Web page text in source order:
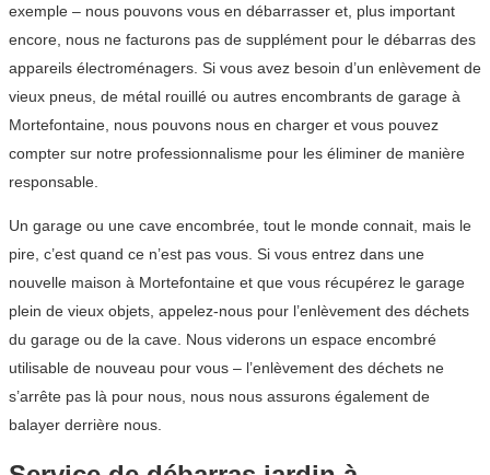
exemple – nous pouvons vous en débarrasser et, plus important
encore, nous ne facturons pas de supplément pour le débarras des
appareils électroménagers. Si vous avez besoin d’un enlèvement de
vieux pneus, de métal rouillé ou autres encombrants de garage à
Mortefontaine, nous pouvons nous en charger et vous pouvez
compter sur notre professionnalisme pour les éliminer de manière
responsable.
Un garage ou une cave encombrée, tout le monde connait, mais le
pire, c’est quand ce n’est pas vous. Si vous entrez dans une
nouvelle maison à Mortefontaine et que vous récupérez le garage
plein de vieux objets, appelez-nous pour l’enlèvement des déchets
du garage ou de la cave. Nous viderons un espace encombré
utilisable de nouveau pour vous – l’enlèvement des déchets ne
s’arrête pas là pour nous, nous nous assurons également de
balayer derrière nous.